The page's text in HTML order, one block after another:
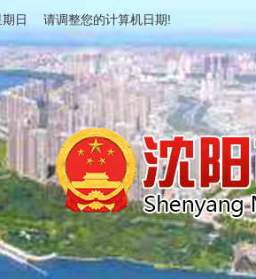
期日 请调整您的计算机日期!